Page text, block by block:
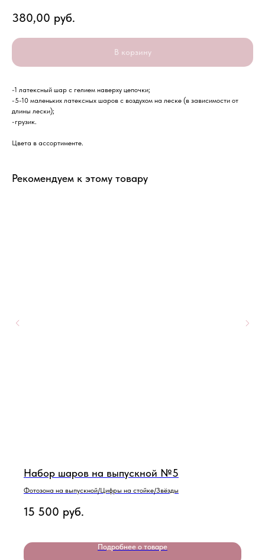
380,00 руб.
В корзину
-1 латексный шар с гелием наверху цепочки;
-5-10 маленьких латексных шаров с воздухом на леске (в зависимости от
длины лески);
-грузик.
Цвета в ассортименте.
Рекомендуем к этому товару
Набор шаров на выпускной №5
Фотозона на выпускной/Цифры на стойке/Звёзды
15 500 руб.
Подробнее о товаре